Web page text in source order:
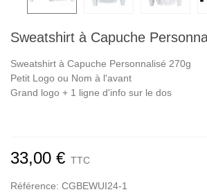
Sweatshirt à Capuche
Sweatshirt à Capuche Personnalisé 270g
Petit Logo ou Nom à l'avant
Grand logo + 1 ligne d'info sur le dos
33,00 € TTC
Référence: CGBEWUI24-1